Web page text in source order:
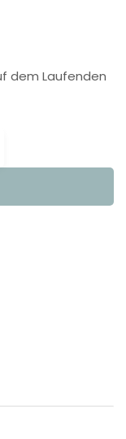
dem Laufenden